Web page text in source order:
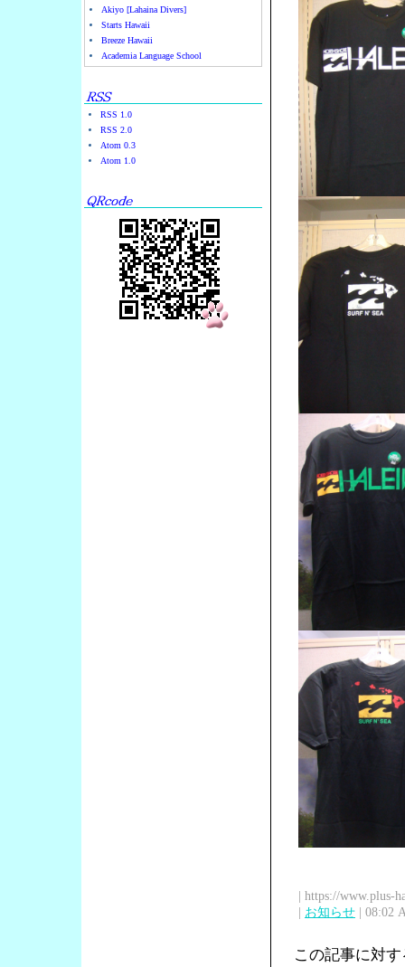
Akiyo [Lahaina Divers]
Starts Hawaii
Breeze Hawaii
Academia Language School
RSS 1.0
RSS 2.0
Atom 0.3
Atom 1.0
| https://www.plus-
| お知らせ | 08:02
この記事に対